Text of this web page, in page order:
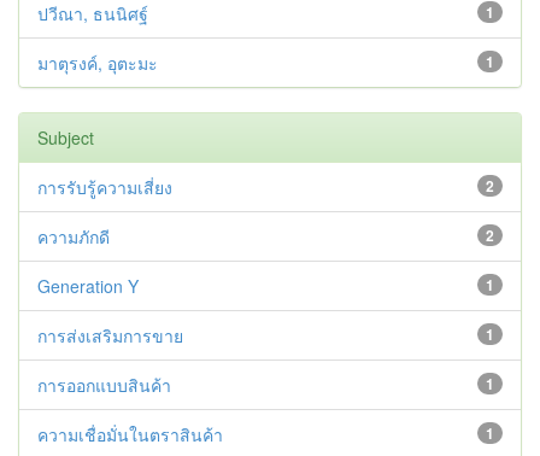
1
ปวีณา, ธนนิศฐ์
1
มาตุรงค์, อุตะมะ
Subject
2
การรับรู้ความเสี่ยง
2
ความภักดี
1
Generation Y
1
การส่งเสริมการขาย
1
การออกแบบสินค้า
1
ความเชื่อมั่นในตราสินค้า